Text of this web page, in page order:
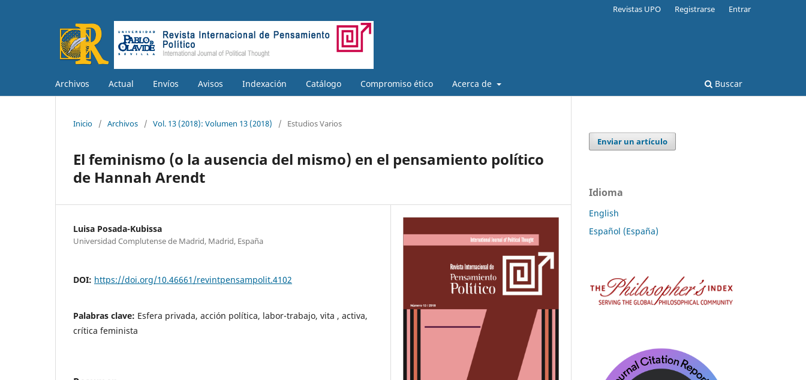
Archivos Actual Envíos Avisos Indexación Catálogo Compromiso ético Acerca de Buscar
Revistas UPO Registrarse Entrar
Inicio / Archivos / Vol. 13 (2018): Volumen 13 (2018) / Estudios Varios
El feminismo (o la ausencia del mismo) en el pensamiento político
de Hannah Arendt
Luisa Posada-Kubissa
Universidad Complutense de Madrid, Madrid, España
DOI: https://doi.org/10.46661/revintpensampolit.4102
Palabras clave: Esfera privada, acción política, labor-trabajo, vita , activa,
crítica feminista
Enviar un artículo
Idioma
English
Español (España)